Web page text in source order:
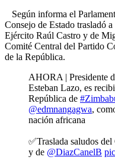
Según informa el
Consejo de Estado trasladó
Ejército Raúl Castro y de
Comité Central del Partido
de la República.
AHORA | Presidente
Esteban Lazo, es
República de
@edmnangagwa,
nación africana
✅️Traslada saludos
y de @DiazCanelB